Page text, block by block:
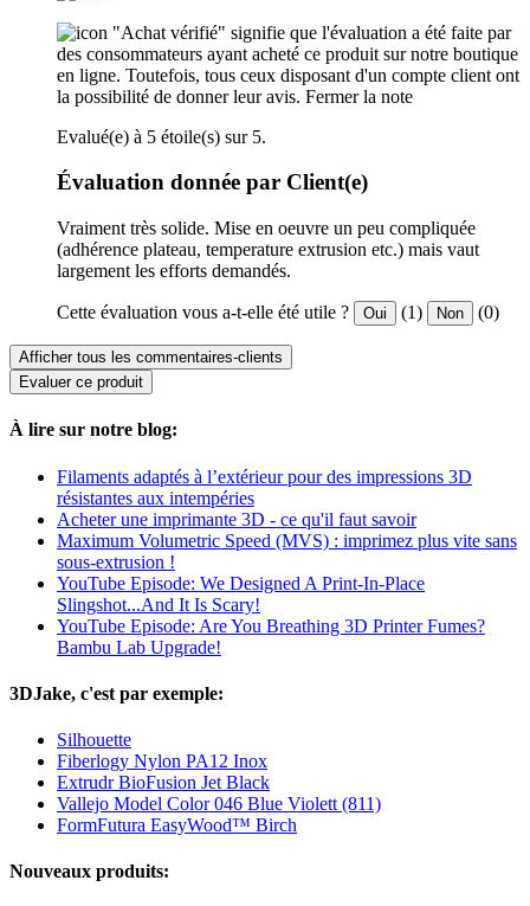
"Achat vérifié" signifie que l'évaluation a été faite par
des consommateurs ayant acheté ce produit sur notre boutique
en ligne. Toutefois, tous ceux disposant d'un compte client ont
la possibilité de donner leur avis. Fermer la note
Evalué(e) à 5 étoile(s) sur 5.
Évaluation donnée par Client(e)
Vraiment très solide. Mise en oeuvre un peu compliquée
(adhérence plateau, temperature extrusion etc.) mais vaut
largement les efforts demandés.
Cette évaluation vous a-t-elle été utile ? Oui (1) Non (0)
Afficher tous les commentaires-clients
Evaluer ce produit
À lire sur notre blog:
Filaments adaptés à l’extérieur pour des impressions 3D
résistantes aux intempéries
Acheter une imprimante 3D - ce qu'il faut savoir
Maximum Volumetric Speed (MVS) : imprimez plus vite sans
sous-extrusion !
YouTube Episode: We Designed A Print-In-Place
Slingshot...And It Is Scary!
YouTube Episode: Are You Breathing 3D Printer Fumes?
Bambu Lab Upgrade!
3DJake, c'est par exemple:
Silhouette
Fiberlogy Nylon PA12 Inox
Extrudr BioFusion Jet Black
Vallejo Model Color 046 Blue Violett (811)
FormFutura EasyWood™ Birch
Nouveaux produits: